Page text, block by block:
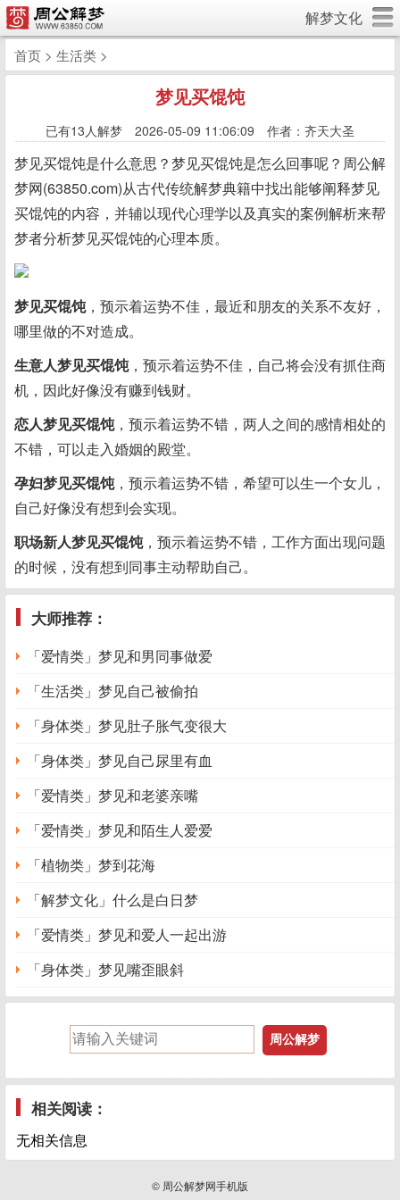
解梦文化
首页 > 生活类 >
梦见买馄饨
已有13人解梦 2026-05-09 11:06:09 作者：齐天大圣
梦见买馄饨是什么意思？梦见买馄饨是怎么回事呢？周公解
梦网(63850.com)从古代传统解梦典籍中找出能够阐释梦见
买馄饨的内容，并辅以现代心理学以及真实的案例解析来帮
梦者分析梦见买馄饨的心理本质。
梦见买馄饨，预示着运势不佳，最近和朋友的关系不友好，
哪里做的不对造成。
生意人梦见买馄饨，预示着运势不佳，自己将会没有抓住商
机，因此好像没有赚到钱财。
恋人梦见买馄饨，预示着运势不错，两人之间的感情相处的
不错，可以走入婚姻的殿堂。
孕妇梦见买馄饨，预示着运势不错，希望可以生一个女儿，
自己好像没有想到会实现。
职场新人梦见买馄饨，预示着运势不错，工作方面出现问题
的时候，没有想到同事主动帮助自己。
大师推荐：
「爱情类」梦见和男同事做爱
「生活类」梦见自己被偷拍
「身体类」梦见肚子胀气变很大
「身体类」梦见自己尿里有血
「爱情类」梦见和老婆亲嘴
「爱情类」梦见和陌生人爱爱
「植物类」梦到花海
「解梦文化」什么是白日梦
「爱情类」梦见和爱人一起出游
「身体类」梦见嘴歪眼斜
相关阅读：
无相关信息
© 周公解梦网手机版